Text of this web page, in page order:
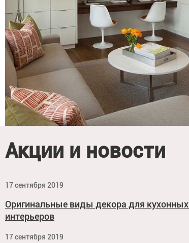
Акции и новости
17 сентября 2019
Оригинальные виды декора для
интерьеров
17 сентября 2019